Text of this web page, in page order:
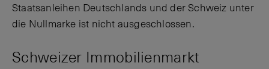
Staatsanleihen Deutschlands und der Schweiz unter
die Nullmarke ist nicht ausgeschlossen.
Schweizer Immobilienmarkt